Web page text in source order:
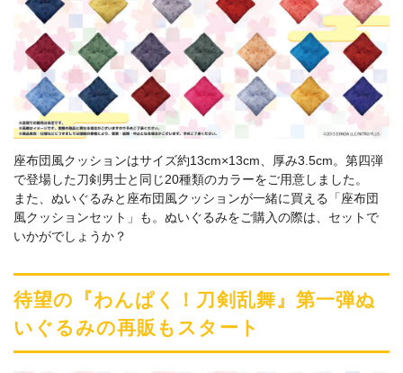
座布団風クッションはサイズ約13cm×13cm、厚み3.5cm。第四弾
で登場した刀剣男士と同じ20種類のカラーをご用意しました。
また、ぬいぐるみと座布団風クッションが一緒に買える「座布団
風クッションセット」も。ぬいぐるみをご購入の際は、セットで
いかがでしょうか？
待望の『わんぱく！刀剣乱舞』第一弾ぬ
いぐるみの再販もスタート